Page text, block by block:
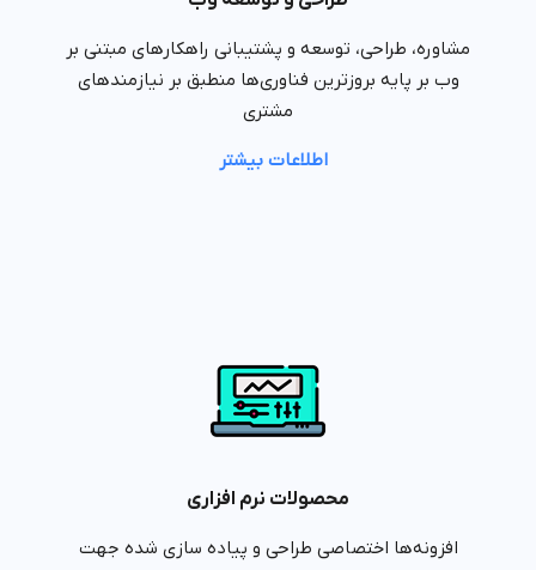
مشاوره، طراحی، توسعه و پشتیبانی راهکارهای مبتنی بر
وب بر پایه بروزترین فناوری‌ها منطبق بر نیازمندهای
مشتری
اطلاعات بیشتر
محصولات نرم افزاری
افزونه‌ها اختصاصی طراحی و پیاده سازی شده جهت